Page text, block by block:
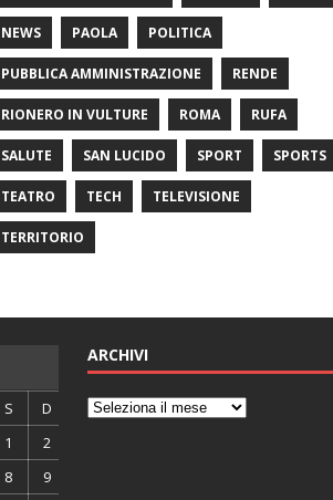
NEWS PAOLA POLITICA
PUBBLICA AMMINISTRAZIONE RENDE
RIONERO IN VULTURE ROMA RUFA
SALUTE SAN LUCIDO SPORT SPORTS
TEATRO TECH TELEVISIONE
TERRITORIO
S
D
1
2
8
9
ARCHIVI